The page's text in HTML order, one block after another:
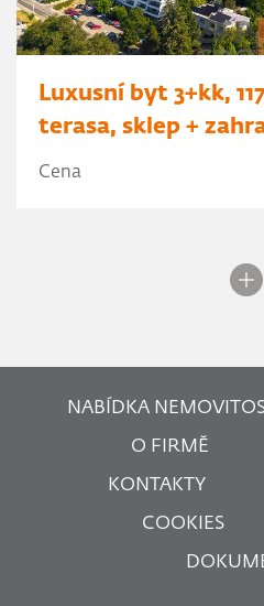
Luxusní byt 3+kk,
terasa, sklep +
Cena
NABÍDKA
O FIRMĚ
KONTAKTY
COOKIES